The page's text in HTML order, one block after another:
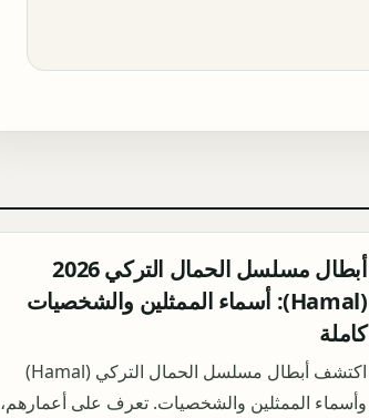
أبطال مسلسل الحمال التركي 2026
(Hamal): أسماء الممثلين والشخصيات
كاملة
اكتشف أبطال مسلسل الحمال التركي (Hamal)
وأسماء الممثلين والشخصيات. تعرف على أعمارهم،